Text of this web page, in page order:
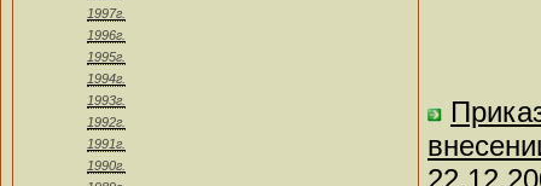
1997г.
1996г.
1995г.
1994г.
1993г.
1992г.
1991г.
1990г.